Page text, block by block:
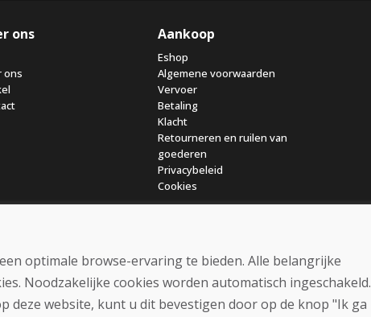
ons
ons
Aankoop
Eshop
Algemene voorwaarden
Vervoer
Betaling
Klacht
Retourneren en ruilen van
goederen
Privacybeleid
Cookies
optimale browse-ervaring te bieden. Alle belangrijke
Noodzakelijke cookies worden automatisch ingeschakeld.
deze website, kunt u dit bevestigen door op de knop "Ik ga